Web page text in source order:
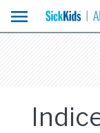
menu